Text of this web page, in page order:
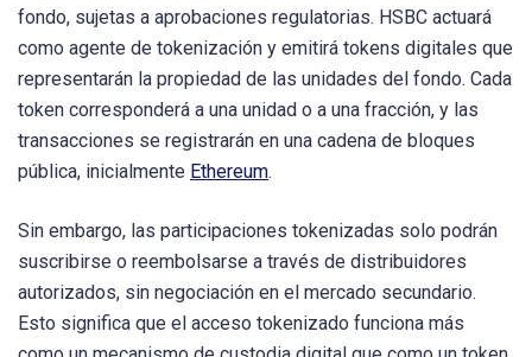
fondo, sujetas a aprobaciones regulatorias. HSBC actuará
como agente de tokenización y emitirá tokens digitales que
representarán la propiedad de las unidades del fondo. Cada
token corresponderá a una unidad o a una fracción, y las
transacciones se registrarán en una cadena de bloques
pública, inicialmente Ethereum.
Sin embargo, las participaciones tokenizadas solo podrán
suscribirse o reembolsarse a través de distribuidores
autorizados, sin negociación en el mercado secundario.
Esto significa que el acceso tokenizado funciona más